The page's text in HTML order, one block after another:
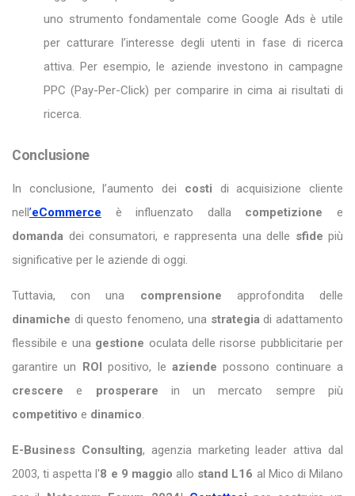
uno strumento fondamentale come Google Ads è utile
per catturare l’interesse degli utenti in fase di ricerca
attiva. Per esempio, le aziende investono in campagne
PPC (Pay-Per-Click) per comparire in cima ai risultati di
ricerca.
Conclusione
In conclusione, l’aumento dei costi di acquisizione cliente
nell’eCommerce è influenzato dalla competizionee
domanda dei consumatori, e rappresenta una delle sfide più
significative per le aziende di oggi.
Tuttavia, con una comprensione approfondita delle
dinamiche di questo fenomeno, una strategiadi adattamento
flessibile e una gestione oculata delle risorse pubblicitarie per
garantire un ROIpositivo, le aziendepossono continuare a
cresceree prosperare in un mercato sempre più
competitivo e dinamico.
E-Business Consulting, agenzia marketing leader attiva dal
2003, ti aspetta l'8 e 9 maggio allo stand L16 al Mico di Milano